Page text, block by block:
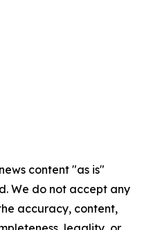
content "as is"
We do not accept any
accuracy, content,